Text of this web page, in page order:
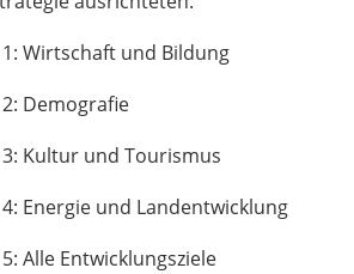
und Bildung
und Tourismus
und Landentwicklung
Entwicklungsziele